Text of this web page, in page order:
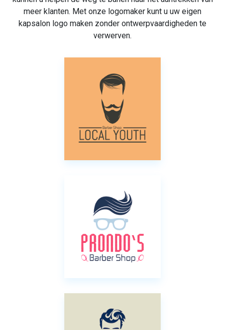
meer klanten. Met onze logomaker kunt u uw eigen
kapsalon logo maken zonder ontwerpvaardigheden te
verwerven.